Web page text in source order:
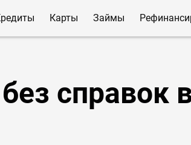
Карты Займы
справок